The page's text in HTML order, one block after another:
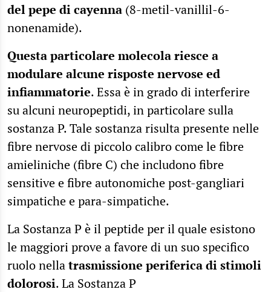
del pepe di cayenna (8-metil-vanillil-6-
nonenamide).
Questa particolare molecola riesce a
modulare alcune risposte nervose ed
infiammatorie. Essa è in grado di interferire
su alcuni neuropeptidi, in particolare sulla
sostanza P. Tale sostanza risulta presente nelle
fibre nervose di piccolo calibro come le fibre
amieliniche (fibre C) che includono fibre
sensitive e fibre autonomiche post-gangliari
simpatiche e para-simpatiche.
La Sostanza P è il peptide per il quale esistono
le maggiori prove a favore di un suo specifico
ruolo nellatrasmissione periferica di stimoli
dolorosi. La Sostanza P